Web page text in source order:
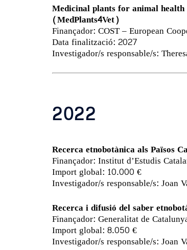
Medicinal plants for animal
(MedPlants4Vet)
Finançador: COST – European
Data finalització: 2027
Investigador/s responsable/s:
2022
Recerca etnobotànica als Països
Finançador: Institut d’Estudis
Import global: 10.000 €
Investigador/s responsable/s:
Recerca i difusió del saber
Finançador: Generalitat de
Import global: 8.050 €
Investigador/s responsable/s: Joan